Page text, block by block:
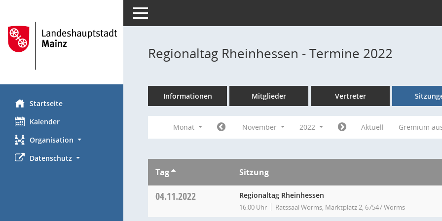
Startseite
Kalender
Organisation
Datenschutz
Toggle navigation
Regionaltag Rheinhessen - Termine 2022
Informationen Mitglieder Vertreter
Monat November 2022 Aktuell Gremium
Tag Sitzung
04.11.2022 Regionaltag Rheinhessen
16:00 Uhr Ratssaal Worms, Marktplatz 2, 67547 Worms